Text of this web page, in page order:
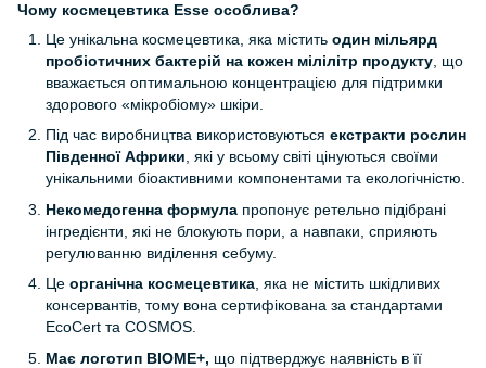
Чому космецевтика Esse особлива?
Це унікальна космецевтика, яка містить один мільярд
пробіотичних бактерій на кожен мілілітр продукту , що
вважається оптимальною концентрацією для підтримки
здорового «мікробіому» шкіри.
Під час виробництва використовуються екстракти рослин
Південної Африки, які у всьому світі цінуються своїми
унікальними біоактивними компонентами та екологічністю.
Некомедогенна формула пропонує ретельно підібрані
інгредієнти, які не блокують пори, а навпаки, сприяють
регулюванню виділення себуму.
Це органічна космецевтика , яка не містить шкідливих
консервантів, тому вона сертифікована за стандартами
EcoCert та COSMOS.
Має логотип BIOME+, що підтверджує наявність в її